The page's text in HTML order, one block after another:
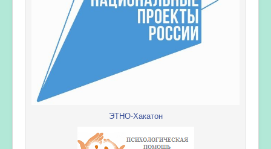
ЭТНО-Хакатон